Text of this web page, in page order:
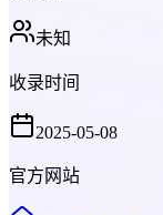
未知
收录时间
2025-05-08
官方网站